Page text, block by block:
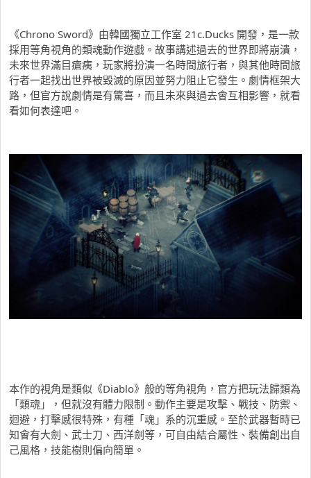
《Chrono Sword》由韓國獨立工作室 21c.Ducks 開發，是一款
採用等角視角的類魂動作遊戲。故事講述過去的世界即將崩潰，
未來世界滿目瘡痍，玩家將扮演一名時間旅行者，與其他時間旅
行者一起找出世界被毀滅的原因並努力阻止它發生。劇情框架大
路，但官方說劇情是有驚喜，而且未來與過去會互相影響，就看
看如何表達吧。
本作的視角是類似《Diablo》般的等角視角，官方把玩法歸類為
「類魂」，但就沒有體力限制。動作主要是攻擊、戰技、防禦、
迴避，打擊感很特殊，有種「魂」系的沉重感。至於武器暫時已
知會有大劍、武士刀、西洋劍等，可自由結合屬性、裝備創出自
己風格，技能樹則偏向簡單。